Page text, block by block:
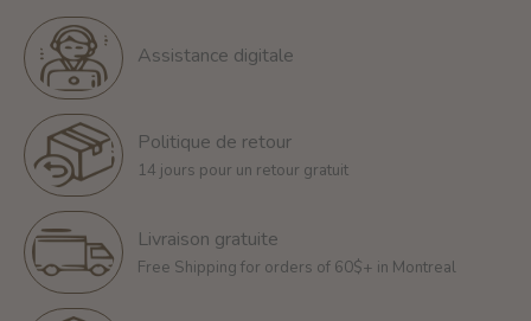
Assistance digitale
Politique de retour
14 jours pour un retour gratuit
Livraison gratuite
Free Shipping for orders of 60$+ in Montreal